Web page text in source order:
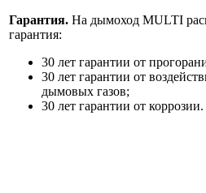
Гарантия. На дымоход MULTI
гарантия:
30 лет гарантии от
30 лет гарантии от
дымовых газов;
30 лет гарантии от коррозии.